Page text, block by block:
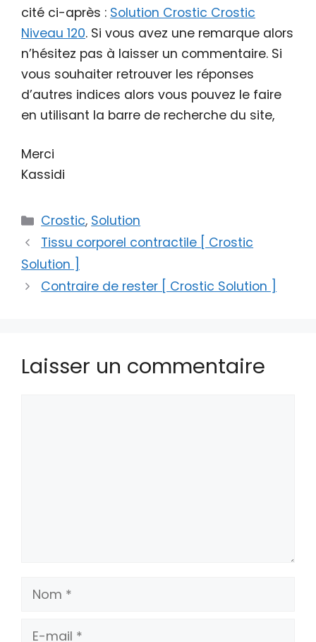
cité ci-après : Solution Crostic Crostic
Niveau 120. Si vous avez une remarque alors
n’hésitez pas à laisser un commentaire. Si
vous souhaiter retrouver les réponses
d’autres indices alors vous pouvez le faire
en utilisant la barre de recherche du site,
Merci
Kassidi
Catégories
Crostic, Solution
Tissu corporel contractile [ Crostic
Solution ]
Contraire de rester [ Crostic Solution ]
Laisser un commentaire
Nom
E-